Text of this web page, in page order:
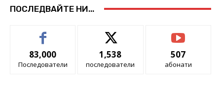
ПОСЛЕДВАЙТЕ НИ...
83,000
Последователи
1,538
последователи
507
абонати